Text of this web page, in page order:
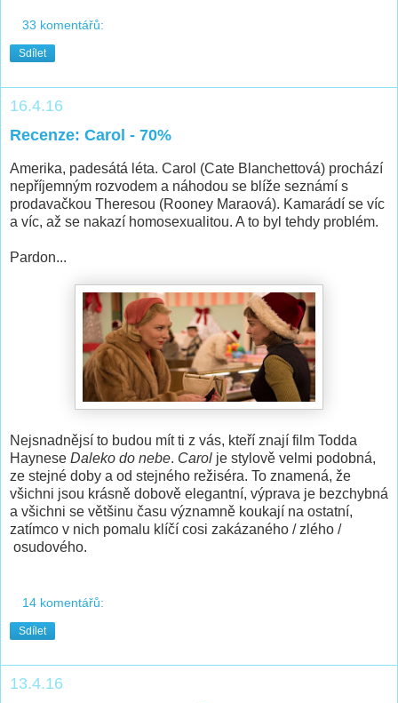
33 komentářů:
Sdílet
16.4.16
Recenze: Carol - 70%
Amerika, padesátá léta. Carol (Cate Blanchettová) prochází
nepříjemným rozvodem a náhodou se blíže seznámí s
prodavačkou Theresou (Rooney Maraová). Kamarádí se víc
a víc, až se nakazí homosexualitou. A to byl tehdy problém.
Pardon...
Nejsnadnějsí to budou mít ti z vás, kteří znají film Todda
Haynese Daleko do nebe. Carol je stylově velmi podobná,
ze stejné doby a od stejného režiséra. To znamená, že
všichni jsou krásně dobově elegantní, výprava je bezchybná
a všichni se většinu času významně koukají na ostatní,
zatímco v nich pomalu klíčí cosi zakázaného / zlého /
osudového.
14 komentářů:
Sdílet
13.4.16